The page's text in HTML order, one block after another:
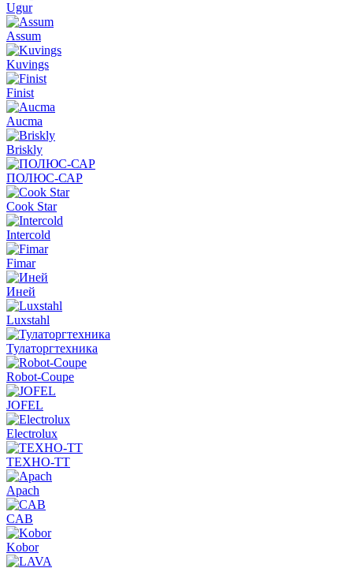
Ugur
Assum
Kuvings
Finist
Aucma
Briskly
ПОЛЮС-САР
Cook Star
Intercold
Fimar
Иней
Luxstahl
Тулаторгтехника
Robot-Coupe
JOFEL
Electrolux
ТЕХНО-ТТ
Apach
CAB
Kobor